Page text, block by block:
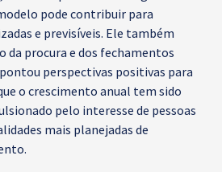
pode contribuir para
e previsíveis. Ele também
da procura e dos fechamentos
perspectivas positivas para
o crescimento anual tem sido
pelo interesse de pessoas
mais planejadas de